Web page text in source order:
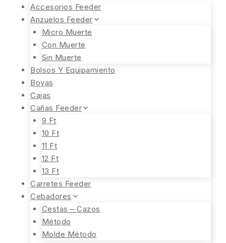
Accesorios Feeder
Anzuelos Feeder
Micro Muerte
Con Muerte
Sin Muerte
Bolsos Y Equipamiento
Boyas
Cajas
Cañas Feeder
9 Ft
10 Ft
11 Ft
12 Ft
13 Ft
Carretes Feeder
Cebadores
Cestas – Cazos
Método
Molde Método